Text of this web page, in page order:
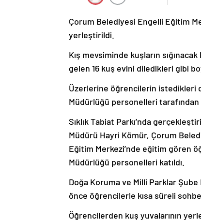
Çorum Belediyesi Engelli Eğitim
yerleştirildi.
Kış mevsiminde kuşların
gelen 16 kuş evini diledikleri gibi
Üzerlerine öğrencilerin istedikleri
Müdürlüğü personelleri tarafından
Sıklık Tabiat Parkı’nda
Müdürü Hayri Kömür, Çorum
Eğitim Merkezi’nde eğitim gören
Müdürlüğü personelleri katıldı.
Doğa Koruma ve Milli Parklar
önce öğrencilerle kısa süreli
Öğrencilerden kuş yuvalarının